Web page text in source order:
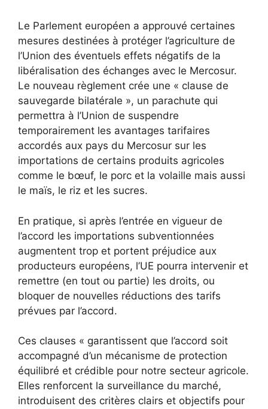
Le Parlement européen a approuvé certaines
mesures destinées à protéger l’agriculture de
l’Union des éventuels effets négatifs de la
libéralisation des échanges avec le Mercosur.
Le nouveau règlement crée une « clause de
sauvegarde bilatérale », un parachute qui
permettra à l’Union de suspendre
temporairement les avantages tarifaires
accordés aux pays du Mercosur sur les
importations de certains produits agricoles
comme le bœuf, le porc et la volaille mais aussi
le maïs, le riz et les sucres.
En pratique, si après l’entrée en vigueur de
l’accord les importations subventionnées
augmentent trop et portent préjudice aux
producteurs européens, l’UE pourra intervenir et
remettre (en tout ou partie) les droits, ou
bloquer de nouvelles réductions des tarifs
prévues par l’accord.
Ces clauses « garantissent que l’accord soit
accompagné d’un mécanisme de protection
équilibré et crédible pour notre secteur agricole.
Elles renforcent la surveillance du marché,
introduisent des critères clairs et objectifs pour